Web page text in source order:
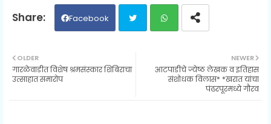
Facebook
ter ats
NEWER
आटपाडीचे ज्येष्ठ लेखक व इतिहास
संशोधक विलास* *खरात यांचा
पंढरपूरमध्ये गौरव
OLDER
गारळेवाडीत विशेष श्रमसंस्कार शिबिराचा
उत्साहात समारोप